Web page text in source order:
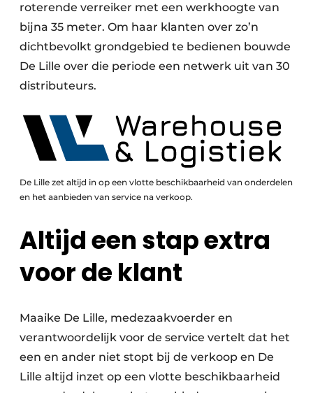
roterende verreiker met een werkhoogte van
bijna 35 meter. Om haar klanten over zo’n
dichtbevolkt grondgebied te bedienen bouwde
De Lille over die periode een netwerk uit van 30
distributeurs.
De Lille zet altijd in op een vlotte beschikbaarheid van onderdelen
en het aanbieden van service na verkoop.
Altijd een stap extra
voor de klant
Maaike De Lille, medezaakvoerder en
verantwoordelijk voor de service vertelt dat het
een en ander niet stopt bij de verkoop en De
Lille altijd inzet op een vlotte beschikbaarheid